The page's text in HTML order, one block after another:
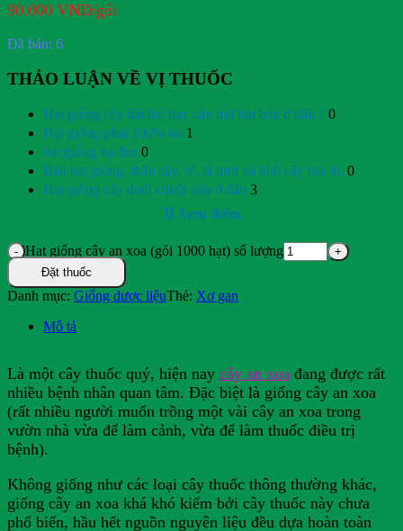
90.000 VND/gói
Đã bán: 6
THẢO LUẬN VỀ VỊ THUỐC
Hạt giống cây đài hái hay cây mỡ lợn bán ở đâu ? 0
Hạt giống phải 100% ko 1
hạt giống xạ đen 0
Bán hạt giống, thân cây, rễ, lá tươi và khô cây thù lù. 0
Hạt giống cây đuôi chuột bán ở đâu 3
🔃 Xem thêm
Hạt giống cây an xoa (gói 1000 hạt) số lượng
Đặt thuốc
Danh mục: Giống dược liệuThẻ: Xơ gan
Mô tả
Là một cây thuốc quý, hiện nay cây an xoa đang được rất
nhiều bệnh nhân quan tâm. Đặc biệt là giống cây an xoa
(rất nhiều người muốn trồng một vài cây an xoa trong
vườn nhà vừa để làm cảnh, vừa để làm thuốc điều trị
bệnh).
Không giống như các loại cây thuốc thông thường khác,
giống cây an xoa khá khó kiếm bởi cây thuốc này chưa
phổ biến, hầu hết nguồn nguyên liệu đều dựa hoàn toàn